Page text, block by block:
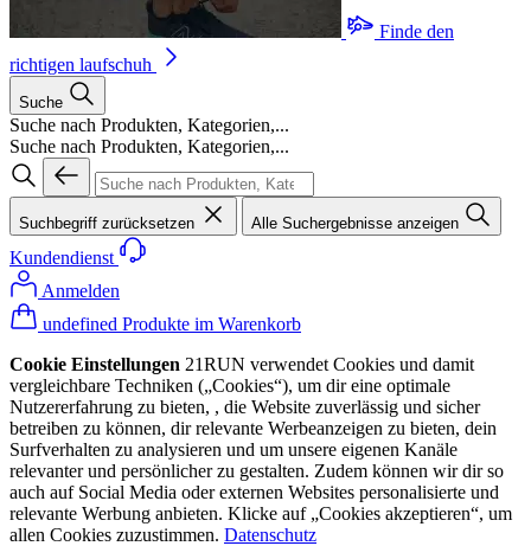
Finde den
richtigen laufschuh
Suche
Suche nach Produkten, Kategorien,...
Suche nach Produkten, Kategorien,...
Suchbegriff zurücksetzen Alle Suchergebnisse anzeigen
Kundendienst
Anmelden
undefined Produkte im Warenkorb
Cookie Einstellungen 21RUN verwendet Cookies und damit
vergleichbare Techniken („Cookies“), um dir eine optimale
Nutzererfahrung zu bieten, , die Website zuverlässig und sicher
betreiben zu können, dir relevante Werbeanzeigen zu bieten, dein
Surfverhalten zu analysieren und um unsere eigenen Kanäle
relevanter und persönlicher zu gestalten. Zudem können wir dir so
auch auf Social Media oder externen Websites personalisierte und
relevante Werbung anbieten. Klicke auf „Cookies akzeptieren“, um
allen Cookies zuzustimmen. Datenschutz